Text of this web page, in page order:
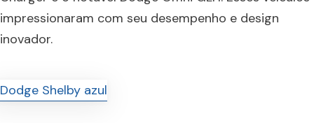
impressionaram com seu desempenho e design
inovador.